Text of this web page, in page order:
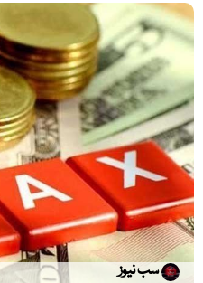
سب نیوز